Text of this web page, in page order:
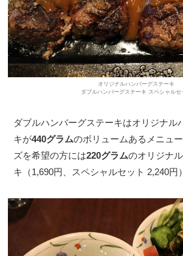
オリジナルハンバーグステーキ
ダブルハンバーグステーキ スペシャルセ
ダブルハンバーグステーキはオリジナル
キが440グラムのボリュームあるメニュ
ズを希望の方には220グラムのオリジナ
キ（1,690円、スペシャルセット 2,240円